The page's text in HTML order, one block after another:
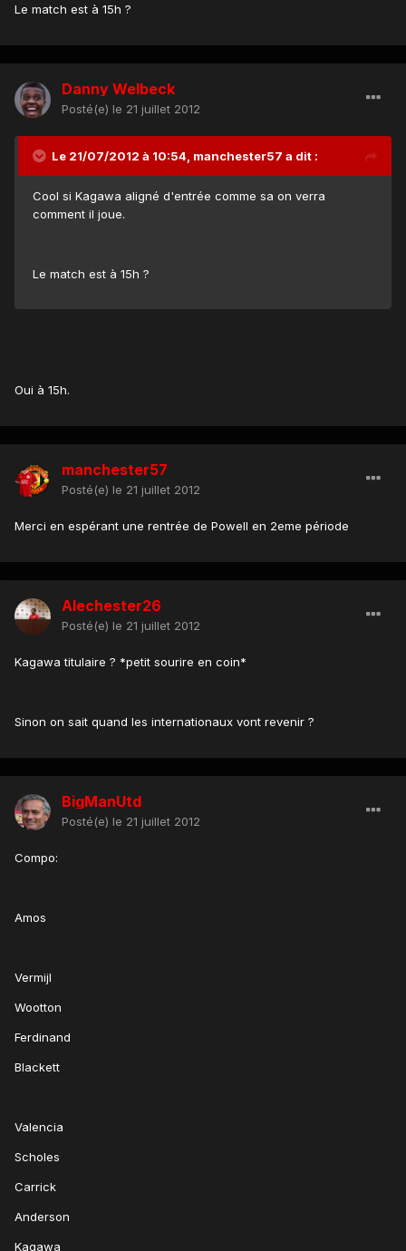
Le match est à 15h ?
Danny Welbeck
Posté(e) le 21 juillet 2012
Le 21/07/2012 à 10:54, manchester57 a dit :
Cool si Kagawa aligné d'entrée comme sa on verra
comment il joue.
Le match est à 15h ?
Oui à 15h.
manchester57
Posté(e) le 21 juillet 2012
Merci en espérant une rentrée de Powell en 2eme période
Alechester26
Posté(e) le 21 juillet 2012
Kagawa titulaire ? *petit sourire en coin*
Sinon on sait quand les internationaux vont revenir ?
BigManUtd
Posté(e) le 21 juillet 2012
Compo:
Amos
Vermijl
Wootton
Ferdinand
Blackett
Valencia
Scholes
Carrick
Anderson
Kagawa